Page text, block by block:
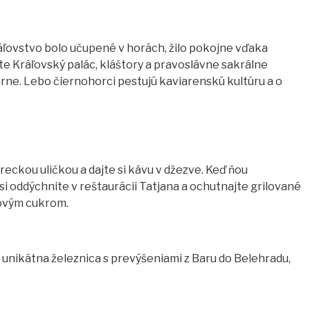
bolo učupené v horách, žilo pokojne vďaka
Kráľovský palác, kláštory a pravoslávne sakrálne
Lebo čiernohorci pestujú kaviarenskú kultúru a o
uličkou a dajte si kávu v džezve. Keď ňou
oddýchnite v reštaurácii Tatjana a ochutnajte grilované
cukrom.
železnica s prevýšeniami z Baru do Belehradu,